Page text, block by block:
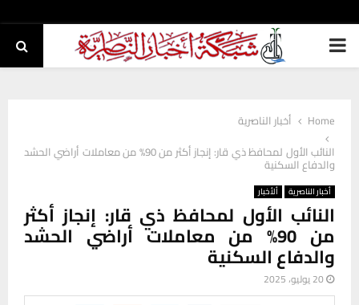
PRIMARY
Home
أخبار الناصرية
النائب الأول لمحافظ ذي قار: إنجاز أكثر من 90% من معاملات أراضي الحشد
والدفاع السكنية
أخبار الناصرية ألأخبار
النائب الأول لمحافظ ذي قار: إنجاز أكثر
من 90% من معاملات أراضي الحشد
والدفاع السكنية
20 يوليو، 2025